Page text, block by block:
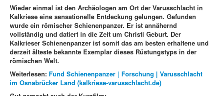
Wieder einmal ist den Archäologen am Ort der Varusschlacht in
Kalkriese eine sensationelle Entdeckung gelungen. Gefunden
wurde ein römischer Schienenpanzer. Er ist annähernd
vollständig und datiert in die Zeit um Christi Geburt. Der
Kalkrieser Schienenpanzer ist somit das am besten erhaltene und
derzeit älteste bekannte Exemplar dieses Rüstungstyps in der
römischen Welt.
Weiterlesen: Fund Schienenpanzer | Forschung | Varusschlacht
im Osnabrücker Land (kalkriese-varusschlacht.de)